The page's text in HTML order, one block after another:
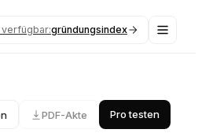
verfügbar:gründungsindex
PDF-Akte Pro testen